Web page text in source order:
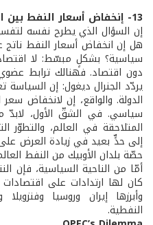
13- إنخفاض أسعار النفط بين السياسة والإقتصاد
إن السؤال الذي يطرح نفسه
هل إن انخفاض أسعار النفط ناتج
سياسية؟ بشكلٍ مبسّط: لا
دون اقتصاد. فهنالك ترابط
يردّد الجنرال ديغول: إن السياسة
الدولة. والواقع، إن
سياسي. في الشقّ الأول، لابدّ
المتلاحقة في العالم،
إلى حدٍّ بعيد في زيادة العرض
حصّة بلدان الأوبيك من النفط
أمّا من الناحية السياسية، فإن
كان لها ارتدادات على اقتصادات
وأبرزها إيران وروسيا
النفطية.